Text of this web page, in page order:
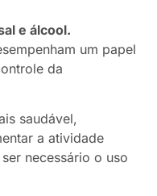
e álcool.
um papel
da
saudável,
a atividade
necessário o uso